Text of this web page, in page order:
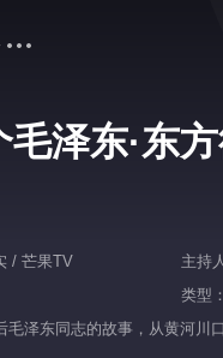
泽东·东
/ 芒果TV 主持
类型：
泽东同志的故事，从黄河川